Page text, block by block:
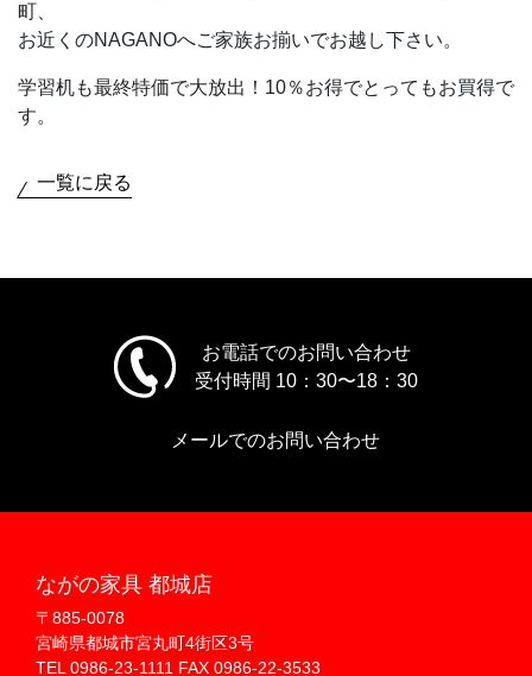
町、
お近くのNAGANOへご家族お揃いでお越し下さい。
学習机も最終特価で大放出！10％お得でとってもお買得で
す。
一覧に戻る
お電話でのお問い合わせ
受付時間 10：30〜18：30
メールでのお問い合わせ
ながの家具 都城店
〒885-0078
宮崎県都城市宮丸町4街区3号
TEL 0986-23-1111 FAX 0986-22-3533